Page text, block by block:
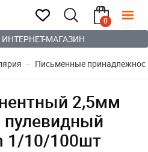
0
МАГАЗИН
Письменные
2,5мм
1/10/100шт